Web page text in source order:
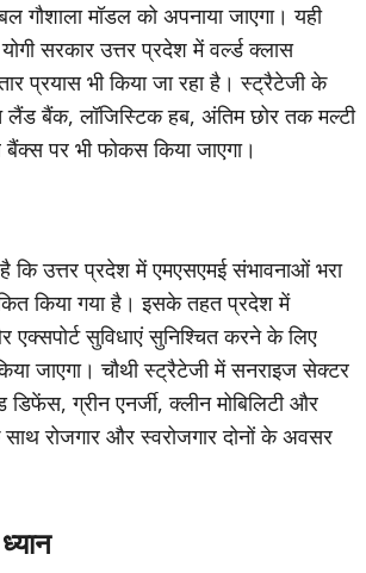
गौशाला मॉडल को अपनाया जाएगा। यही
सरकार उत्तर प्रदेश में वर्ल्ड क्लास
प्रयास भी किया जा रहा है। स्ट्रैटेजी के
बैंक, लॉजिस्टिक हब, अंतिम छोर तक मल्टी
बैंक्स पर भी फोकस किया जाएगा।
कि उत्तर प्रदेश में एमएसएमई संभावनाओं भरा
किया गया है। इसके तहत प्रदेश में
सुविधाएं सुनिश्चित करने के लिए
जाएगा। चौथी स्ट्रैटेजी में सनराइज सेक्टर
ग्रीन एनर्जी, क्लीन मोबिलिटी और
साथ रोजगार और स्वरोजगार दोनों के अवसर